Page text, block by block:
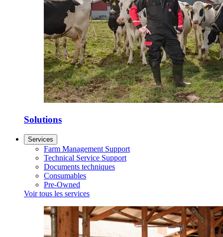
Solutions
Services
Farm Management Support
Technical Service Support
Documents techniques
Consumables
Pre-Owned
Voir tous les services